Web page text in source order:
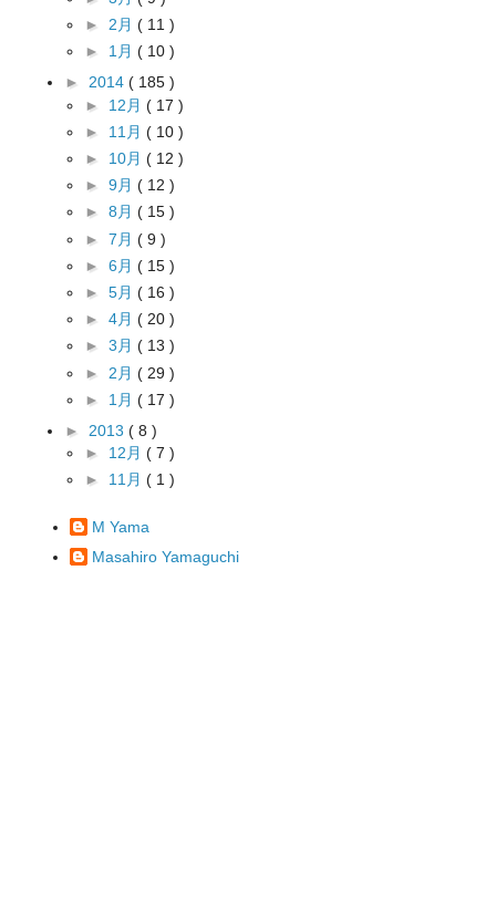
► 2月 ( 11 )
► 1月 ( 10 )
► 2014 ( 185 )
► 12月 ( 17 )
► 11月 ( 10 )
► 10月 ( 12 )
► 9月 ( 12 )
► 8月 ( 15 )
► 7月 ( 9 )
► 6月 ( 15 )
► 5月 ( 16 )
► 4月 ( 20 )
► 3月 ( 13 )
► 2月 ( 29 )
► 1月 ( 17 )
► 2013 ( 8 )
► 12月 ( 7 )
► 11月 ( 1 )
M Yama
Masahiro Yamaguchi